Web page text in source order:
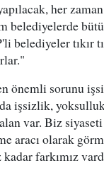
her
belediyelerde
belediyeler tıkır
önemli sorunu
işsizlik,
var. Biz
aracı olarak
farkımız